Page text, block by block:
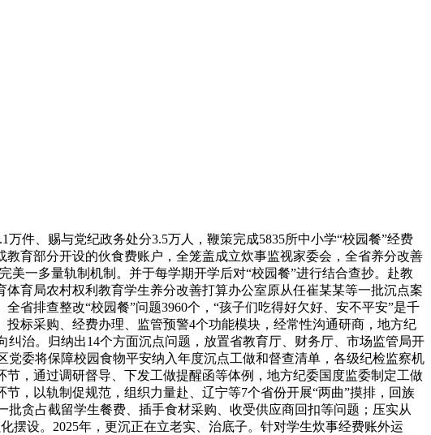
件、赐与党纪政务处分3.5万人，鞭策完成5835所中小学“校园餐”经费
育部分开设的伙食费账户，全笼盖成立炊事监视家委会，全省养分改善
美一多量轨制机制。并于每学期开学后对“校园餐”进行结合查抄。赴教
育局农村权利教育学生养分改善打算办公室原从任崔某某等一批沉点案
省排查整改“校园餐”问题3960个，“孩子们吃得好欠好、安不平安”是千
标采购、经费办理、监管预警4个功能模块，经常性沟通研商，地方纪
治。归纳出14个方面沉点问题，放置省教育厅、财务厅、市场监管局开
委将保障校园食物平安纳入年度沉点工做和督查清单，各级纪检监察机
，通过调研督导、下发工做提醒函等体例，地方纪委国度监委制定工做
，以轨制促规范，组织力量赴、辽宁等7个省份开展“两曲”摸排，回族
贪占截留学生餐费、插手食材采购、收受供应商回扣等问题；压实从
摆设。2025年，更沉正在立老实、治底子。针对学生炊事经费账外运